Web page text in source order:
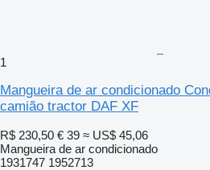
1
Mangueira de ar condicionado
camião tractor DAF XF
R$ 230,50 € 39 ≈ US$ 45,06
Mangueira de ar condicionado
1931747 1952713